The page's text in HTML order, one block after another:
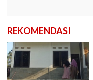
REKOMENDASI